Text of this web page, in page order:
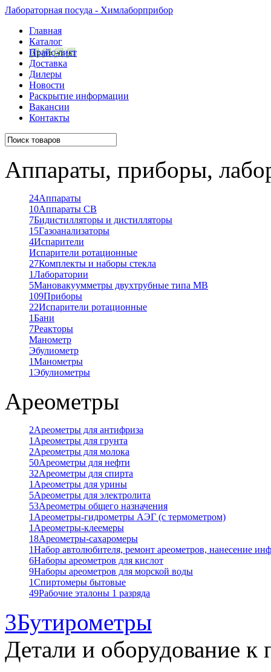
Лабораторная посуда - Химлаборприбор
Главная
Каталог
Прайс-лист
Доставка
Дилеры
Новости
Раскрытие информации
Вакансии
Контакты
Аппараты, приборы,
24Аппараты
10Аппараты СВ
7Бидистилляторы и дистилляторы
15Газоанализаторы
4Испарители
Испарители ротационные
27Комплекты и наборы стекла
1Лаборатории
5Мановакуумметры двухтрубные типа МВ
109Приборы
22Испарители ротационные
1Бани
7Реакторы
Манометр
Эбулиометр
1Манометры
1Эбулиометры
Ареометры
2Ареометры для антифриза
1 Ареометры для грунта
2Ареометры для молока
50Ареометры для нефти
32Ареометры для спирта
1 Ареометры для урины
5Ареометры для электролита
53Ареометры общего назначения
1 Ареометры-гидрометры АЭГ (с термометром)
1 Ареометры-клеемеры
18Ареометры-сахаромеры
1Набор автолюбителя, ремонт ареометров, нанесение
6Наборы ареометров для кислот
9Наборы ареометров для морской воды
1Спиртомеры бытовые
49Рабочие эталоны 1 разряда
3Бутирометры
Детали и оборудование к